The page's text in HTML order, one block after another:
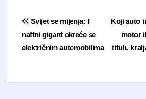
Navigacija objava
Koji auto
motor
titulu
Svijet se mijenja: I
naftni gigant okreće se
električnim automobilima